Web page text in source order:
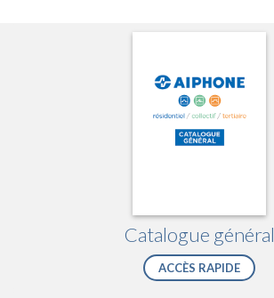
Catalogue général
ACCÈS RAPIDE